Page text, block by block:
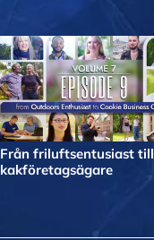
Från friluftsentusiast till
kakföretagsägare